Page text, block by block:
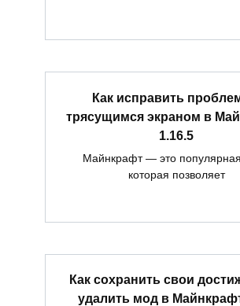
Как исправить
трясущимся экраном в
1.16.5
Майнкрафт — это популярная
которая позволяет
Как сохранить свои
удалить мод в